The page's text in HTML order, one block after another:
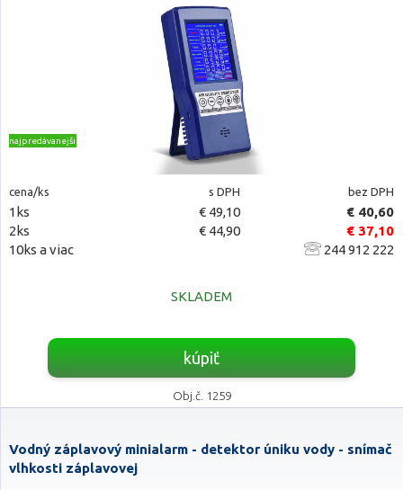
najpredávanejšie
cena/ks s DPH bez DPH
1ks € 49,10
€ 40,60
2ks
€ 44,90
€ 37,10
10ks a viac
244 912 222
SKLADEM
kúpiť
Obj.č. 1259
Vodný záplavový minialarm - detektor úniku vody - snímač
vlhkosti záplavovej